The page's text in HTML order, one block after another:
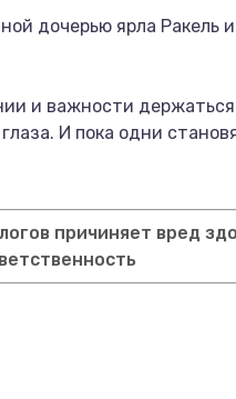
дочерью ярла Ракель и
и важности
И пока одни
причиняет вред